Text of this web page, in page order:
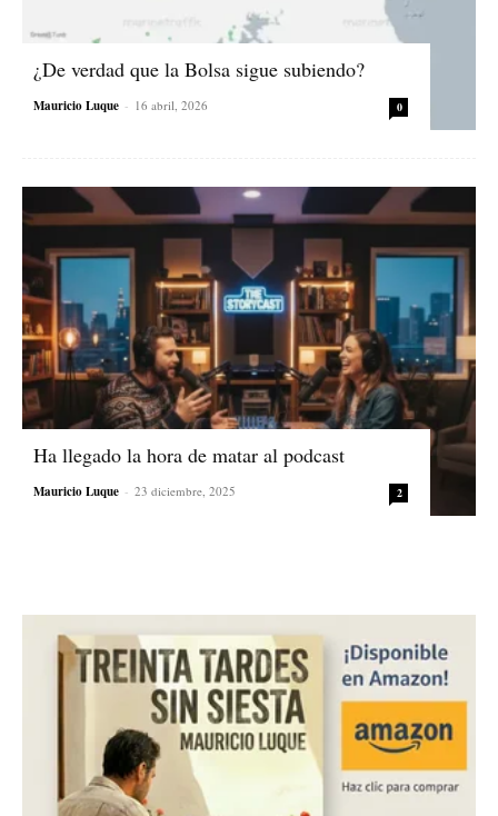
¿De verdad que la Bolsa sigue subiendo?
Mauricio Luque - 16 abril, 2026 0
Ha llegado la hora de matar al podcast
Mauricio Luque - 23 diciembre, 2025 2